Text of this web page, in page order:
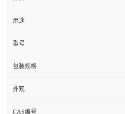
用途
型号
包装规格
外观
CAS编号